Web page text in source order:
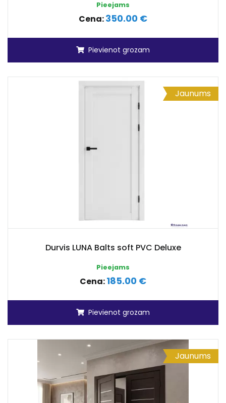
Pieejams
Cena:350.00 €
Pievienot grozam
Jaunums
Durvis LUNA Balts soft PVC Deluxe
Pieejams
Cena:185.00 €
Pievienot grozam
Jaunums